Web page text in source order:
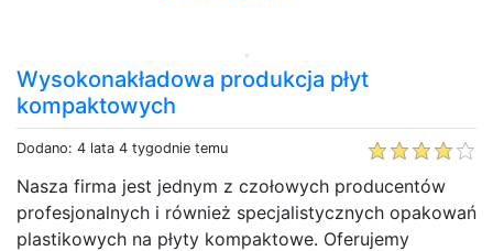
Wysokonakładowa produkcja płyt
kompaktowych
Dodano: 4 lata 4 tygodnie temu
Nasza firma jest jednym z czołowych producentów
profesjonalnych i również specjalistycznych opakowań
plastikowych na płyty kompaktowe. Oferujemy